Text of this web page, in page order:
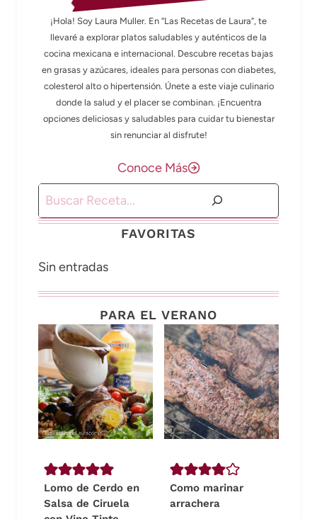
¡Hola! Soy Laura Muller. En “Las Recetas de Laura”, te
llevaré a explorar platos saludables y auténticos de la
cocina mexicana e internacional. Descubre recetas bajas
en grasas y azúcares, ideales para personas con diabetes,
colesterol alto o hipertensión. Únete a este viaje culinario
donde la salud y el placer se combinan. ¡Encuentra
opciones deliciosas y saludables para cuidar tu bienestar
sin renunciar al disfrute!
Conoce Más
Buscar
FAVORITAS
Sin entradas
PARA EL VERANO
Lomo de Cerdo en
Salsa de Ciruela
Como marinar
arrachera